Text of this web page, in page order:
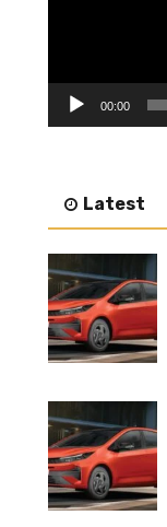
00:00
Latest